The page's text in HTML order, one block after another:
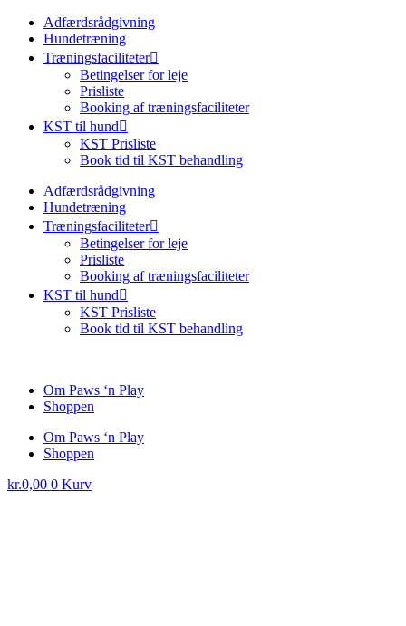
Adfærdsrådgivning
Hundetræning
Træningsfaciliteter
Betingelser for leje
Prisliste
Booking af træningsfaciliteter
KST til hund
KST Prisliste
Book tid til KST behandling
Adfærdsrådgivning
Hundetræning
Træningsfaciliteter
Betingelser for leje
Prisliste
Booking af træningsfaciliteter
KST til hund
KST Prisliste
Book tid til KST behandling
Om Paws ‘n Play
Shoppen
Om Paws ‘n Play
Shoppen
kr.0,00 0 Kurv